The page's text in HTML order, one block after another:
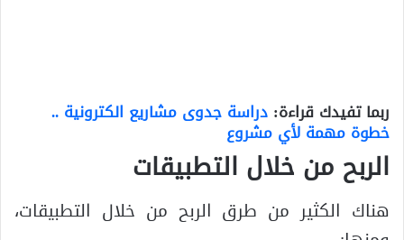
ربما تفيدك قراءة: دراسة جدوى مشاريع الكترونية ..
خطوة مهمة لأي مشروع
الربح من خلال التطبيقات
هناك الكثير من طرق الربح من خلال التطبيقات،